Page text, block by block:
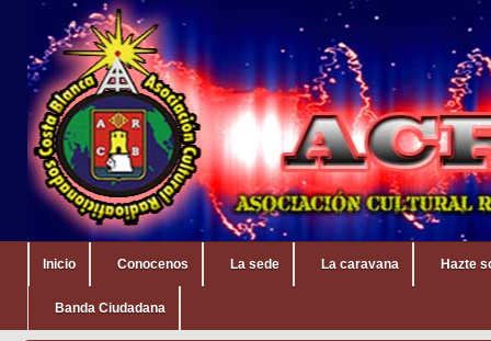
Inicio Conocenos La sede La caravana Hazte
Banda Ciudadana